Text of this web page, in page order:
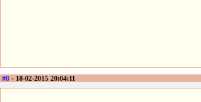
#8 - 18-02-2015 20:04:11